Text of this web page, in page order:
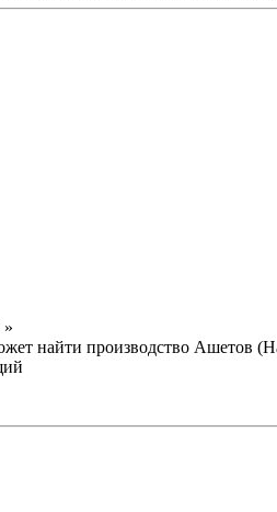
»
найти производство Ашетов